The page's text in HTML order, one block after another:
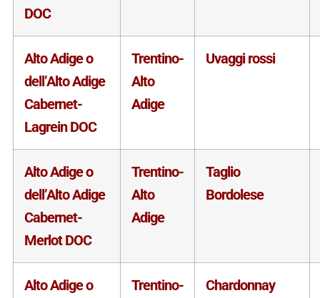
DOC
Alto Adige o
dell’Alto Adige
Cabernet-
Lagrein DOC
Trentino-
Alto
Adige
Uvaggi rossi
Alto Adige o
dell’Alto Adige
Cabernet-
Merlot DOC
Trentino-
Alto
Adige
Taglio
Bordolese
Alto Adige o
Trentino-
Chardonnay